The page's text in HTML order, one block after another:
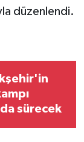
düzenlendi.
sürecek